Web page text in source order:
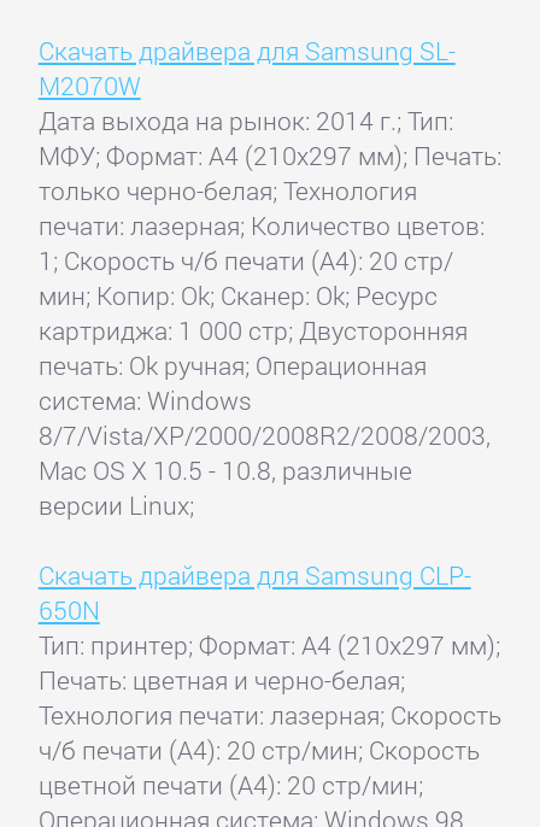
Скачать драйвера для Samsung SL-
M2070W
Дата выхода на рынок: 2014 г.; Тип:
МФУ; Формат: A4 (210x297 мм); Печать:
только черно-белая; Технология
печати: лазерная; Количество цветов:
1; Скорость ч/б печати (А4): 20 стр/
мин; Копир: Ok; Сканер: Ok; Ресурс
картриджа: 1 000 стр; Двусторонняя
печать: Ok ручная; Операционная
система: Windows
8/7/Vista/XP/2000/2008R2/2008/2003,
Mac OS X 10.5 - 10.8, различные
версии Linux;
Скачать драйвера для Samsung CLP-
650N
Тип: принтер; Формат: A4 (210x297 мм);
Печать: цветная и черно-белая;
Технология печати: лазерная; Скорость
ч/б печати (А4): 20 стр/мин; Скорость
цветной печати (А4): 20 стр/мин;
Операционная система: Windows 98